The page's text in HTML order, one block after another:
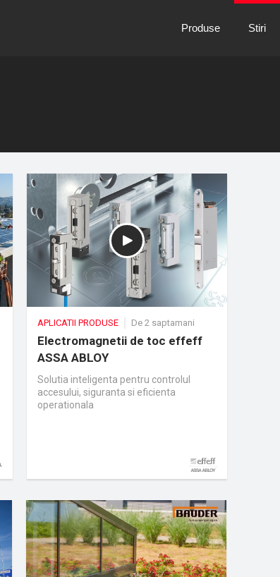
Produse Stiri
APLICATII PRODUSE De 2 saptamani
Electromagnetii de toc effeff
ASSA ABLOY
Solutia inteligenta pentru controlul
accesului, siguranta si eficienta
operationala